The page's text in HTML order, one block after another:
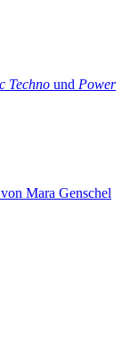
Techno und Power
von Mara Genschel